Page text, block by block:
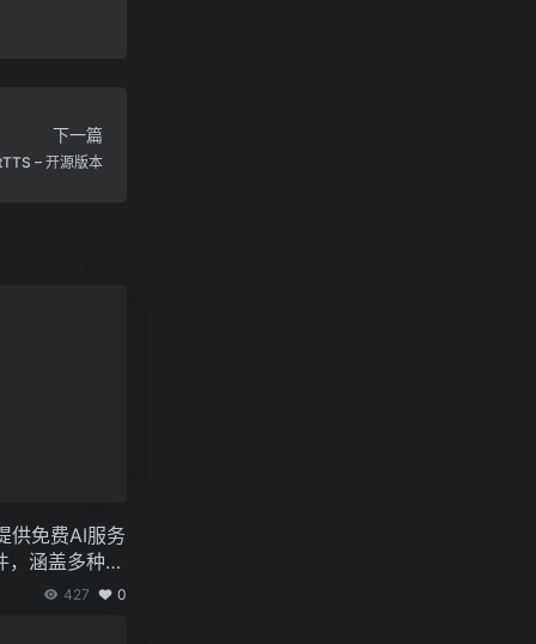
下一篇
– 开源版本
供免费AI服务
，涵盖多种风
427 0